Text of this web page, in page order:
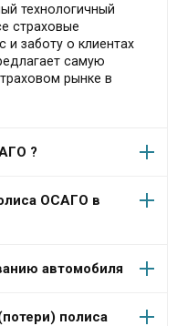
технологичный
страховые
и заботу о клиентах
самую
рынке в
?
ОСАГО в
автомобиля
полиса